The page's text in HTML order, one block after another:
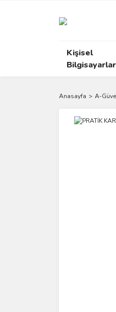
Kişisel
Bilgisayarlar
Anasayfa A-